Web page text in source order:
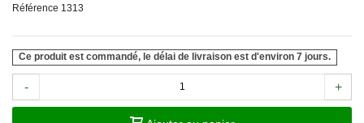
Référence 1313
Ce produit est commandé, le délai de livraison est d'environ 7 jours.
- +